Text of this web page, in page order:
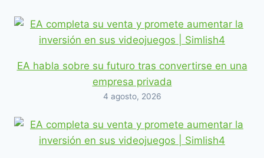
EA habla sobre su futuro tras convertirse en una
empresa privada
4 agosto, 2026